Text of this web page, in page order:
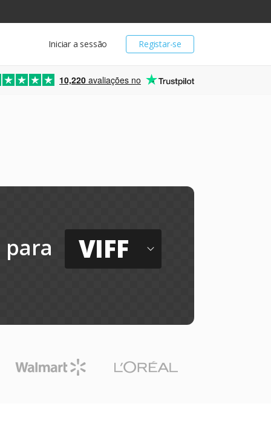
Registar-se
Iniciar a sessão
10,220 avaliações no
para VIFF